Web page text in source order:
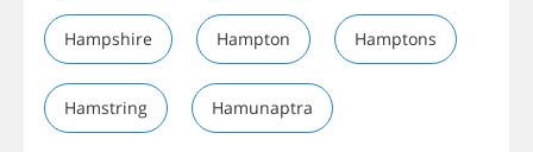
Hampshire Hampton Hamptons
Hamstring Hamunaptra